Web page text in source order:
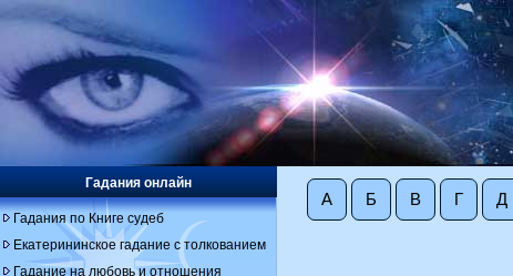
А Б В Г Д
Гадания онлайн
Гадания по Книге судеб
Екатерининское гадание с толкованием
Гадание на любовь и отношения